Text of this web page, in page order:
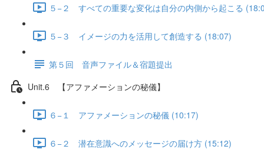
５−２ すべての重要な変化は自分の内側から起こる
５−３ イメージの力を活用して創造する (18:07)
第５回 音声ファイル＆宿題提出
Unit.6 【アファメーションの秘儀】
６−１ アファメーションの秘儀 (10:17)
６−２ 潜在意識へのメッセージの届け方 (15:12)